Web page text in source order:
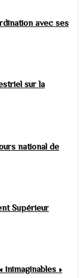
avec ses
sur la
national de
Supérieur
inimaginables »